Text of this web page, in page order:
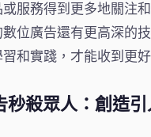
服務得到更多地關注
位廣告還有更高深的
和實踐，才能收到更好
秒殺眾人：創造